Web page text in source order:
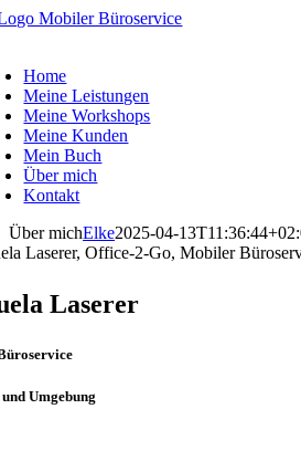
Zum
Home
Meine Leistungen
Meine Workshops
Meine Kunden
Mein Buch
Über mich
Kontakt
Über michElke2025-04-
Laserer
Umgebung